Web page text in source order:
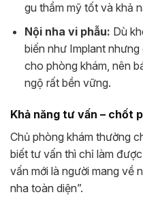
gu thẩm mỹ tốt và khả
Nội nha vi phẫu: Dù
biến như Implant
cho phòng khám, nên
ngộ rất bền vững.
Khả năng tư vấn – chốt
Chủ phòng khám thường
biết tư vấn thì chỉ làm
vấn mới là người mang về
nha toàn diện”.